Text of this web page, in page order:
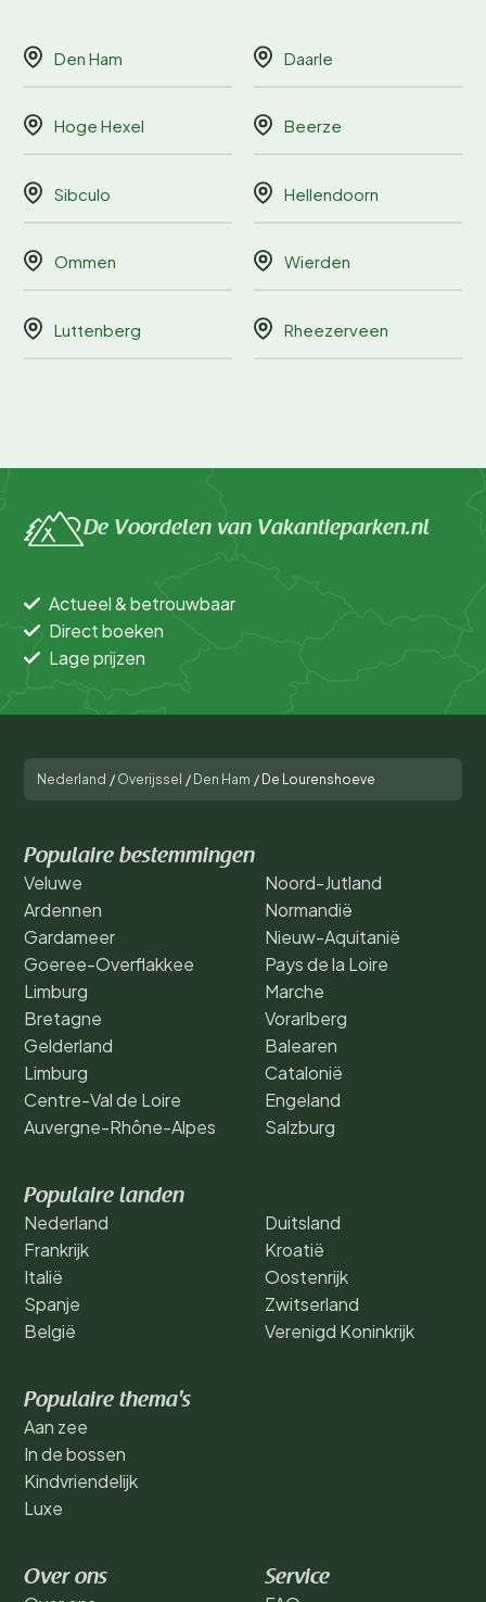
Den Ham Daarle
Hoge Hexel Beerze
Sibculo Hellendoorn
Ommen Wierden
Luttenberg Rheezerveen
De Voordelen van Vakantieparken.nl
Actueel & betrouwbaar
Direct boeken
Lage prijzen
Nederland / Overijssel / Den Ham / De Lourenshoeve
Populaire bestemmingen
Veluwe
Ardennen
Gardameer
Goeree-Overflakkee
Limburg
Bretagne
Gelderland
Limburg
Centre-Val de Loire
Auvergne-Rhône-Alpes
Noord-Jutland
Normandië
Nieuw-Aquitanië
Pays de la Loire
Marche
Vorarlberg
Balearen
Catalonië
Engeland
Salzburg
Populaire landen
Nederland
Frankrijk
Italië
Spanje
België
Duitsland
Kroatië
Oostenrijk
Zwitserland
Verenigd Koninkrijk
Populaire thema's
Aan zee
In de bossen
Kindvriendelijk
Luxe
Over ons Service